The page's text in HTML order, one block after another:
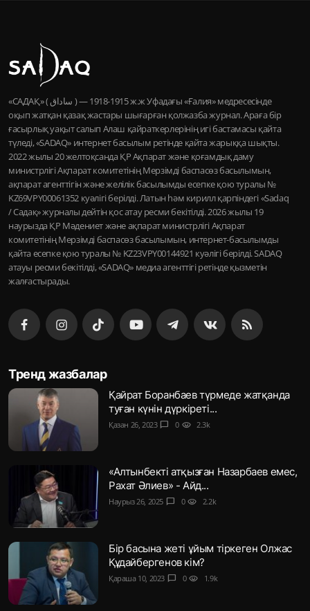
«САДАҚ» ( ساداق ) — 1915-1918 ж.ж Уфадағы «Ғалия» медресесінде
оқып жатқан қазақ жастары шығарған қолжазба журнал. Араға бір
ғасырлық уақыт салып Алаш қайраткерлерінің игі бастамасы қайта
түледі, «SADAQ» интернет басылым ретінде қайта жарыққа шықты.
2022 жылы 20 желтоқсанда ҚР Ақпарат және қоғамдық даму
министрлігі Ақпарат комитетінің Мерзімді баспасөз басылымын,
ақпарат агенттігін және желілік басылымды есепке қою туралы №
KZ69VPY00061352 куәлігі берілді. Латын һәм кирилл қарпіндегі «Sadaq
/ Садақ» журналы дейтін қос атау ресми бекітілді. 2026 жылы 19
наурызда ҚР Мәдениет және ақпарат министрлігі Ақпарат
комитетінің Мерзімді баспасөз басылымын, интернет-басылымды
қайта есепке қою туралы № KZ23VPY00144921 куәлігі берілді. SADAQ
атауы ресми бекітілді, «SADAQ» медиа агенттігі ретінде қызметін
жалғастырады.
Тренд жазбалар
Қайрат Боранбаев түрмеде жатқанда
туған күнін дүркіреті...
Қазан 26, 2023 chat_bubble 0 visibility 2.3k
«Алтынбекті атқызған Назарбаев емес,
Рахат Әлиев» - Айд...
Наурыз 26, 2025 chat_bubble 0 visibility 2.2k
Бір басына жеті ұйым тіркеген Олжас
Құдайбергенов кім?
Қараша 10, 2023 chat_bubble 0 visibility 1.9k